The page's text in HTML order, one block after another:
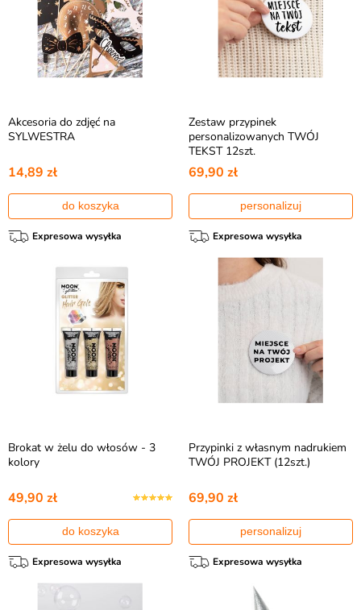
Akcesoria do zdjęć na
SYLWESTRA
14,89 zł
do koszyka
Expresowa wysyłka
Zestaw przypinek
personalizowanych TWÓJ
TEKST 12szt.
69,90 zł
personalizuj
Expresowa wysyłka
Brokat w żelu do włosów - 3
kolory
49,90 zł
do koszyka
Expresowa wysyłka
Przypinki z własnym nadrukiem
TWÓJ PROJEKT (12szt.)
69,90 zł
personalizuj
Expresowa wysyłka